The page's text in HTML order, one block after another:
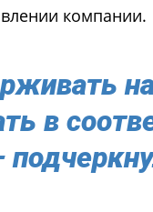
компании.
в